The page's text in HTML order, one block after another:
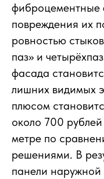
фиброцементные
повреждения их
ровностью
паз» и
фасада
лишних видимых
плюсом
около 700
метре по
решениями. В
панели наружной